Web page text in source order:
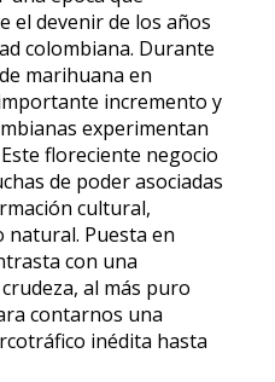
el devenir de los años
colombiana. Durante
marihuana en
incremento y
experimentan
floreciente negocio
de poder asociadas
cultural,
natural. Puesta en
con una
al más puro
contarnos una
inédita hasta